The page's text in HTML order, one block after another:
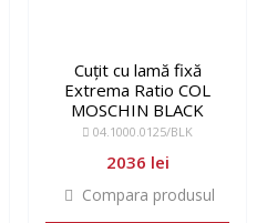
Cuțit cu lamă fixă
Extrema Ratio COL
MOSCHIN BLACK
04.1000.0125/BLK
2036 lei
Compara produsul